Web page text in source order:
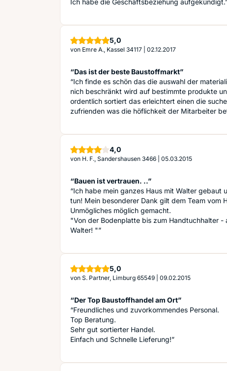
Ich habe die Geschäftsbeziehung
5,0Sterne
von Emre A., Kassel 34117 02.12.2017
“Das ist der beste Baustoffmarkt”
“Ich finde es schön das die auswahl der
nich beschränkt wird auf bestimmte produkte
ordentlich sortiert das erleichtert einen die
zufrienden was die höflichkeit der Mitarbeiter
4,0Sterne
von H. F., Sandershausen 3466 05.03.2015
“Bauen ist vertrauen. ..”
“Ich habe mein ganzes Haus mit Walter gebaut
tun! Mein besonderer Dank gilt dem Team vom
Unmögliches möglich gemacht.
"Von der Bodenplatte bis zum Handtuchhalter -
Walter! "”
5,0Sterne
von S. Partner, Limburg 65549 09.02.2015
“Der Top Baustoffhandel am Ort”
“Freundliches und zuvorkommendes Personal.
Top Beratung.
Sehr gut sortierter Handel.
Einfach und Schnelle Lieferung!”